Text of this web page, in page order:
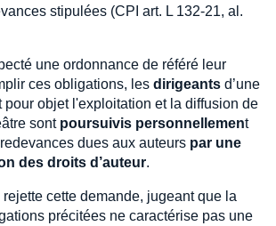
stipulées (CPI art. L 132-21, al.
une ordonnance de référé leur
ces obligations, les dirigeants d’une
pour objet l'exploitation et la diffusion de
sont poursuivis personnellement
dues aux auteurs par une
des droits d’auteur.
rejette cette demande, jugeant que la
précitées ne caractérise pas une